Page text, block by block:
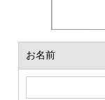
お名前